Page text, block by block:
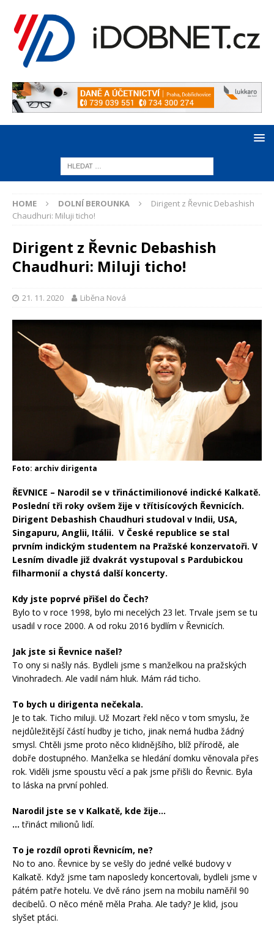
HOME DOLNÍ BEROUNKA
Dirigent z Řevnic Debashish
Chaudhuri: Miluji ticho!
Dirigent z Řevnic Debashish
Chaudhuri: Miluji ticho!
21. 11. 2020 Liběna Nová
Foto: archiv dirigenta
ŘEVNICE – Narodil se v třináctimilionové indické Kalkatě.
Poslední tři roky ovšem žije v třítisícových Řevnicích.
Dirigent Debashish Chaudhuri studoval v Indii, USA,
Singapuru, Anglii, Itálii. V České republice se stal
prvním indickým studentem na Pražské konzervatoři. V
Lesním divadle již dvakrát vystupoval s Pardubickou
filharmonií a chystá další koncerty.
Kdy jste poprvé přišel do Čech?
Bylo to v roce 1998, bylo mi necelých 23 let. Trvale jsem se tu
usadil v roce 2000. A od roku 2016 bydlím v Řevnicích.
Jak jste si Řevnice našel?
To ony si našly nás. Bydleli jsme s manželkou na pražských
Vinohradech. Ale vadil nám hluk. Mám rád ticho.
To bych u dirigenta nečekala.
Je to tak. Ticho miluji. Už Mozart řekl něco v tom smyslu, že
nejdůležitější částí hudby je ticho, jinak nemá hudba žádný
smysl. Chtěli jsme proto něco klidnějšího, blíž přírodě, ale
dobře dostupného. Manželka se hledání domku věnovala přes
rok. Viděli jsme spoustu věcí a pak jsme přišli do Řevnic. Byla
to láska na první pohled.
Narodil jste se v Kalkatě, kde žije…
…třináct milionů lidí.
To je rozdíl oproti Řevnicím, ne?
No to ano. Řevnice by se vešly do jedné velké budovy v
Kalkatě. Když jsme tam naposledy koncertovali, bydleli jsme v
pátém patře hotelu. Ve dvě ráno jsem na mobilu naměřil 90
decibelů. O něco méně měla Praha. Ale tady? Je klid, jsou
slyšet ptáci.